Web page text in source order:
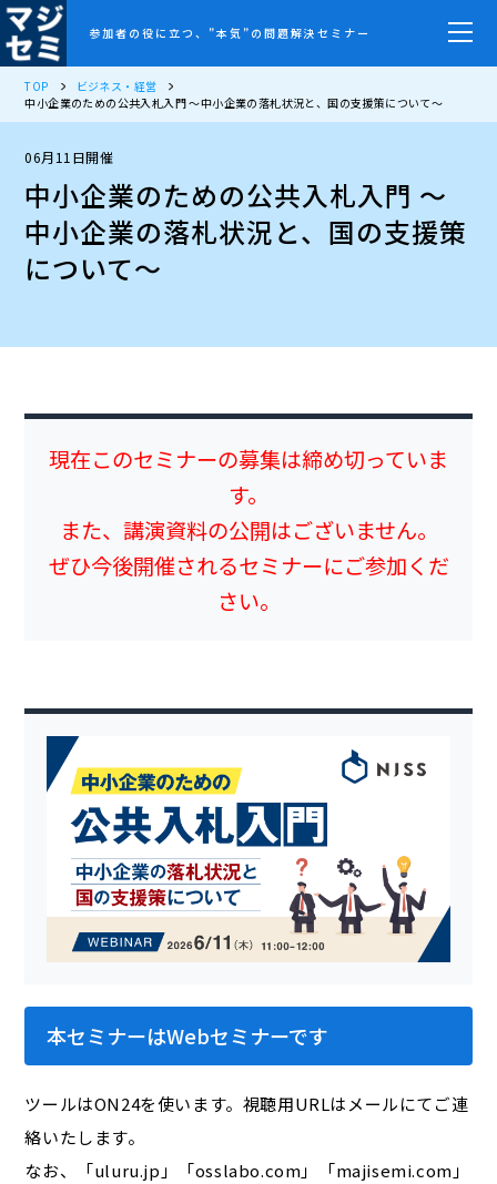
参加者の役に立つ、”本気”の問題解決セミナー
TOP
ビジネス・経営
中小企業のための公共入札入門 ～中小企業の落札状況と、国の支援策について～
06月11日開催
中小企業のための公共入札入門 ～
中小企業の落札状況と、国の支援策
について～
現在このセミナーの募集は締め切っていま
す。
また、講演資料の公開はございません。
ぜひ今後開催されるセミナーにご参加くだ
さい。
本セミナーはWebセミナーです
ツールはON24を使います。視聴用URLはメールにてご連
絡いたします。
なお、「uluru.jp」「osslabo.com」「majisemi.com」